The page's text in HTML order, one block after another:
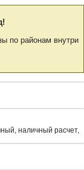
по районам внутри
наличный расчет,